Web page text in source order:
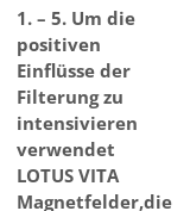
1. – 5. Um die
positiven
Einflüsse der
Filterung zu
intensivieren
verwendet
LOTUS VITA
Magnetfelder,die